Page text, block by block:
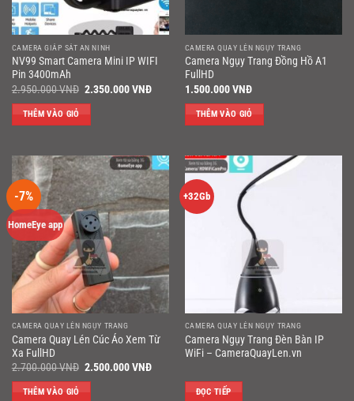
CAMERA GIÁP SÁT AN NINH
NV99 Smart Camera Mini IP WIFI
Pin 3400mAh
2.950.000VNĐ Giá
2.350.000VNĐGiá
2.350.000 VNĐ.
THÊM VÀO GIỎ
CAMERA QUAY LÉN NGỤY TRANG
Camera Ngụy Trang Đồng Hồ A1
FullHD
1.500.000VNĐ
THÊM VÀO GIỎ
-7%
HomeEye app
CAMERA QUAY LÉN NGỤY TRANG
Camera Quay Lén Cúc Áo Xem Từ
Xa FullHD
2.700.000VNĐ Giá
2.500.000VNĐGiá
THÊM VÀO GIỎ
+32Gb
CAMERA QUAY LÉN NGỤY TRANG
Camera Ngụy Trang Đèn Bàn IP
WiFi – CameraQuayLen.vn
ĐỌC TIẾP